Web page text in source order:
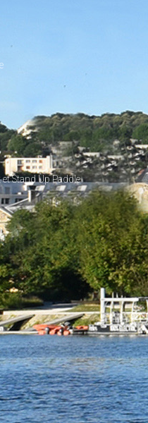
Stand Up Paddle